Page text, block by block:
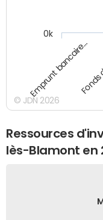
Emprunt bancaire…
0k
© JDN 2026
Ressources
lès-Blamont en